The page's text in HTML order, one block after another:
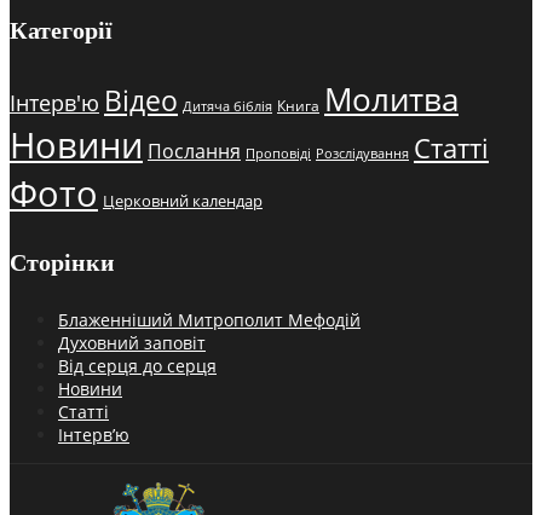
Категорії
Інтерв'ю Відео Дитяча біблія Книга Молитва
Новини Послання Проповіді Розслідування Статті
Фото Церковний календар
Сторінки
Блаженніший Митрополит Мефодій
Духовний заповіт
Від серця до серця
Новини
Статті
Інтерв’ю